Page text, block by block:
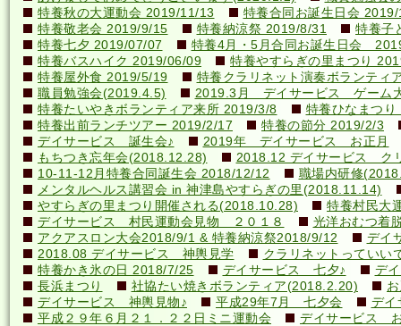
特養秋の大運動会 2019/11/13
特養合同お誕生日会
特養敬老会 2019/9/15
特養納涼祭 2019/8/31
特養子
特養七夕 2019/07/07
特養4月・5月合同お誕生日会
特養バスハイク 2019/06/09
特養やすらぎの里まつり
特養屋外食 2019/5/19
特養クラリネット演奏ボランティ
職員勉強会(2019.4.5)
2019.3月 デイサービス ゲーム
特養たいやきボランティア来所 2019/3/8
特養ひなまつ
特養出前ランチツアー 2019/2/17
特養の節分 2019/2/3
デイサービス 誕生会♪
2019年 デイサービス お正月
もちつき忘年会(2018.12.28)
2018.12 デイサービス ク
10-11-12月特養合同誕生会 2018/12/12
職場内研修
メンタルヘルス講習会 in 神津島やすらぎの里(2018.11.14)
やすらぎの里まつり開催される(2018.10.28)
特養村民大
デイサービス 村民運動会見物 ２０１８
光洋おむつ着
アクアスロン大会2018/9/1 & 特養納涼祭2018/9/12
デイ
2018.08 デイサービス 神輿見学
クラリネットってい
特養かき氷の日 2018/7/25
デイサービス 七夕♪
デ
長浜まつり
社協たい焼きボランティア(2018.2.20)
デイサービス 神輿見物♪
平成29年7月 七夕会
デイ
平成２９年６月２１．２２日ミニ運動会
デイサービス